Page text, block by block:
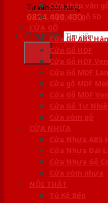
Tư vấn bán hàng
0824.400.400
Tìm kiếm:
Cửa thép vân
Cửa vân gỗ 5D
CỬA GỖ
Cửa Gỗ ABS
Cửa Gỗ HDF
Cửa Gỗ HDF
Cửa Gỗ MDF
Cửa gỗ MDF
Cửa Gỗ MDF
Cửa Gỗ Tự
Cửa vòm gỗ
CỬA NHỰA
Cửa Nhựa ABS
Cửa Nhựa Đài
Cửa Nhựa Gỗ
Cửa vòm nhựa
NỘI THẤT
Tủ Kệ Bếp